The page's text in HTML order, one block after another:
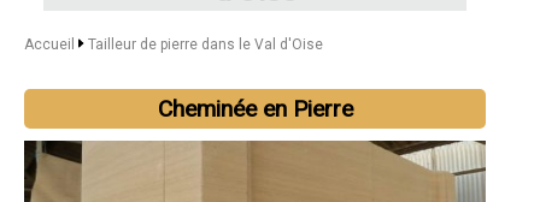
Accueil Tailleur de pierre dans le Val d'Oise
Cheminée en Pierre